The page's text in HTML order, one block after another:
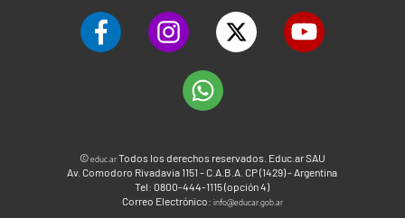
©educ.arTodos los derechos reservados. Educ.ar SAU
Av. Comodoro Rivadavia 1151 - C.A.B.A. CP (1429) - Argentina
Tel: 0800-444-1115 (opción 4)
Correo Electrónico: info@educar.gob.ar